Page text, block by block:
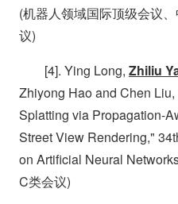
(机器人领域国际顶级会议
议)
[4]. Ying Long, Zhiliu
Zhiyong Hao and Chen
Splatting via Propagation-
Street View Rendering,"
on Artificial Neural
C类会议)